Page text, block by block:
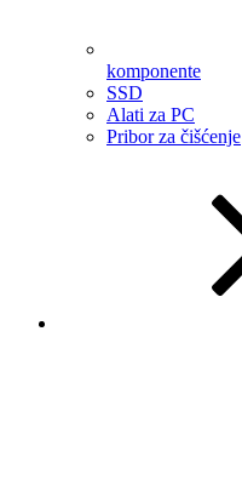
komponente
SSD
Alati za PC
Pribor za čišćenje